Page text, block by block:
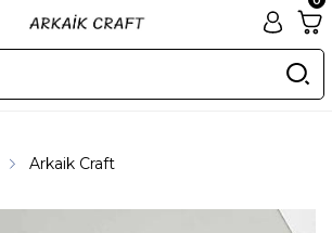
Arkaik Craft